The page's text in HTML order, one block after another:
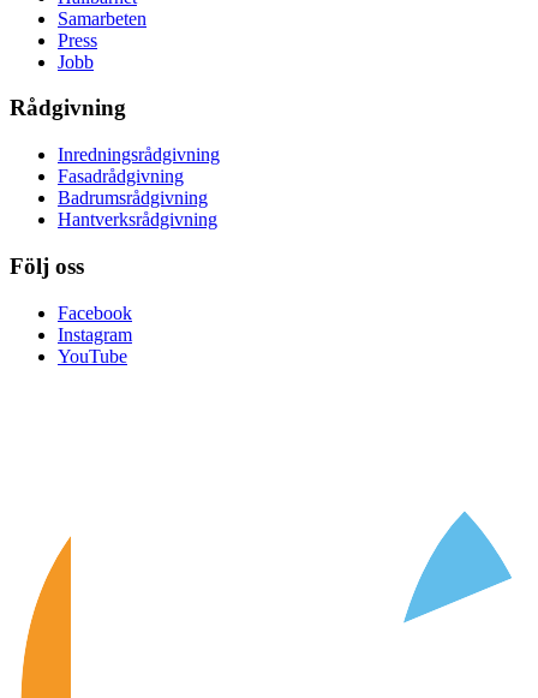
Samarbeten
Press
Jobb
Rådgivning
Inredningsrådgivning
Fasadrådgivning
Badrumsrådgivning
Hantverksrådgivning
Följ oss
Facebook
Instagram
YouTube